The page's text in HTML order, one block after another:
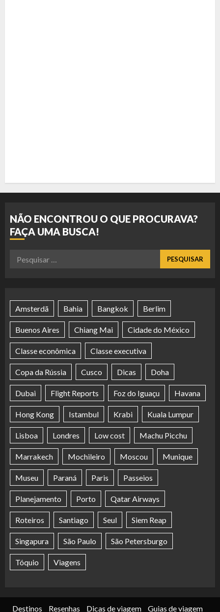
NÃO ENCONTROU O QUE PROCURAVA?
FAÇA UMA BUSCA!
Pesquisar
Amsterdã Bahia Bangkok Berlim
Buenos Aires Chiang Mai Cidade do México
Classe econômica Classe executiva
Copa da Rússia Cusco Dicas Doha
Dubai Flight Reports Foz do Iguaçu Havana
Hong Kong Istambul Krabi Kuala Lumpur
Lisboa Londres Low cost Machu Picchu
Marrakech Mochileiro Moscou Munique
Museu Paraná Paris Passeios
Planejamento Porto Qatar Airways
Roteiros Santiago Seul Siem Reap
Singapura São Paulo São Petersburgo
Tóquio Viagens
Destinos Resenhas Dicas de viagem Guias de viagem